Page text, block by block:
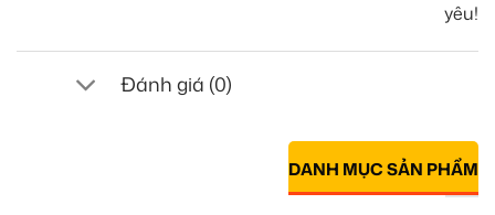
yêu!
Đánh giá (0)
DANH MỤC SẢN PHẨM